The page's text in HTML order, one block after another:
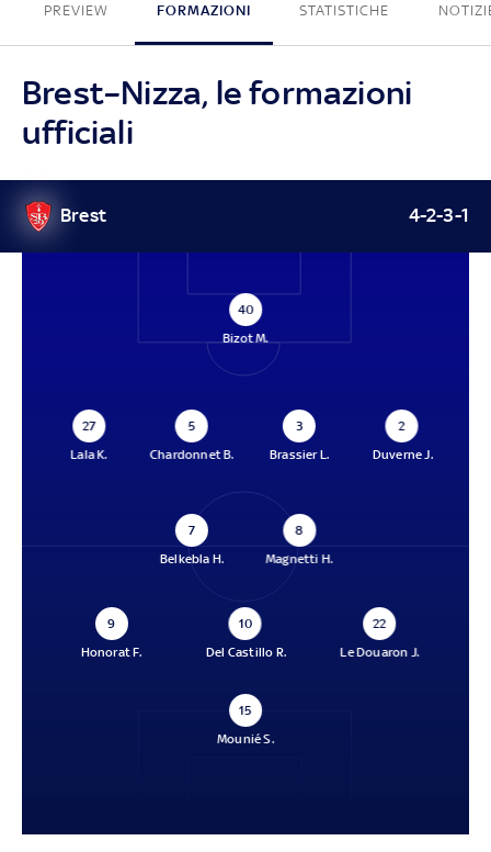
PREVIEW FORMAZIONI STATISTICHE
Brest–Nizza, le formazioni
ufficiali
Brest 4-2-3-1
40
Bizot M.
27
Lala K.
5
Chardonnet B.
3
Brassier L.
2
Duverne J.
7
Belkebla H.
8
Magnetti H.
9
Honorat F.
10
Del Castillo R.
22
Le Douaron J.
15
Mounié S.